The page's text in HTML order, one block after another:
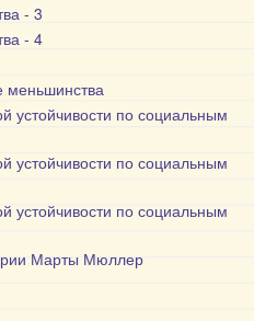
- 3
- 4
меньшинства
устойчивости по социальным
устойчивости по социальным
устойчивости по социальным
Марты Мюллер